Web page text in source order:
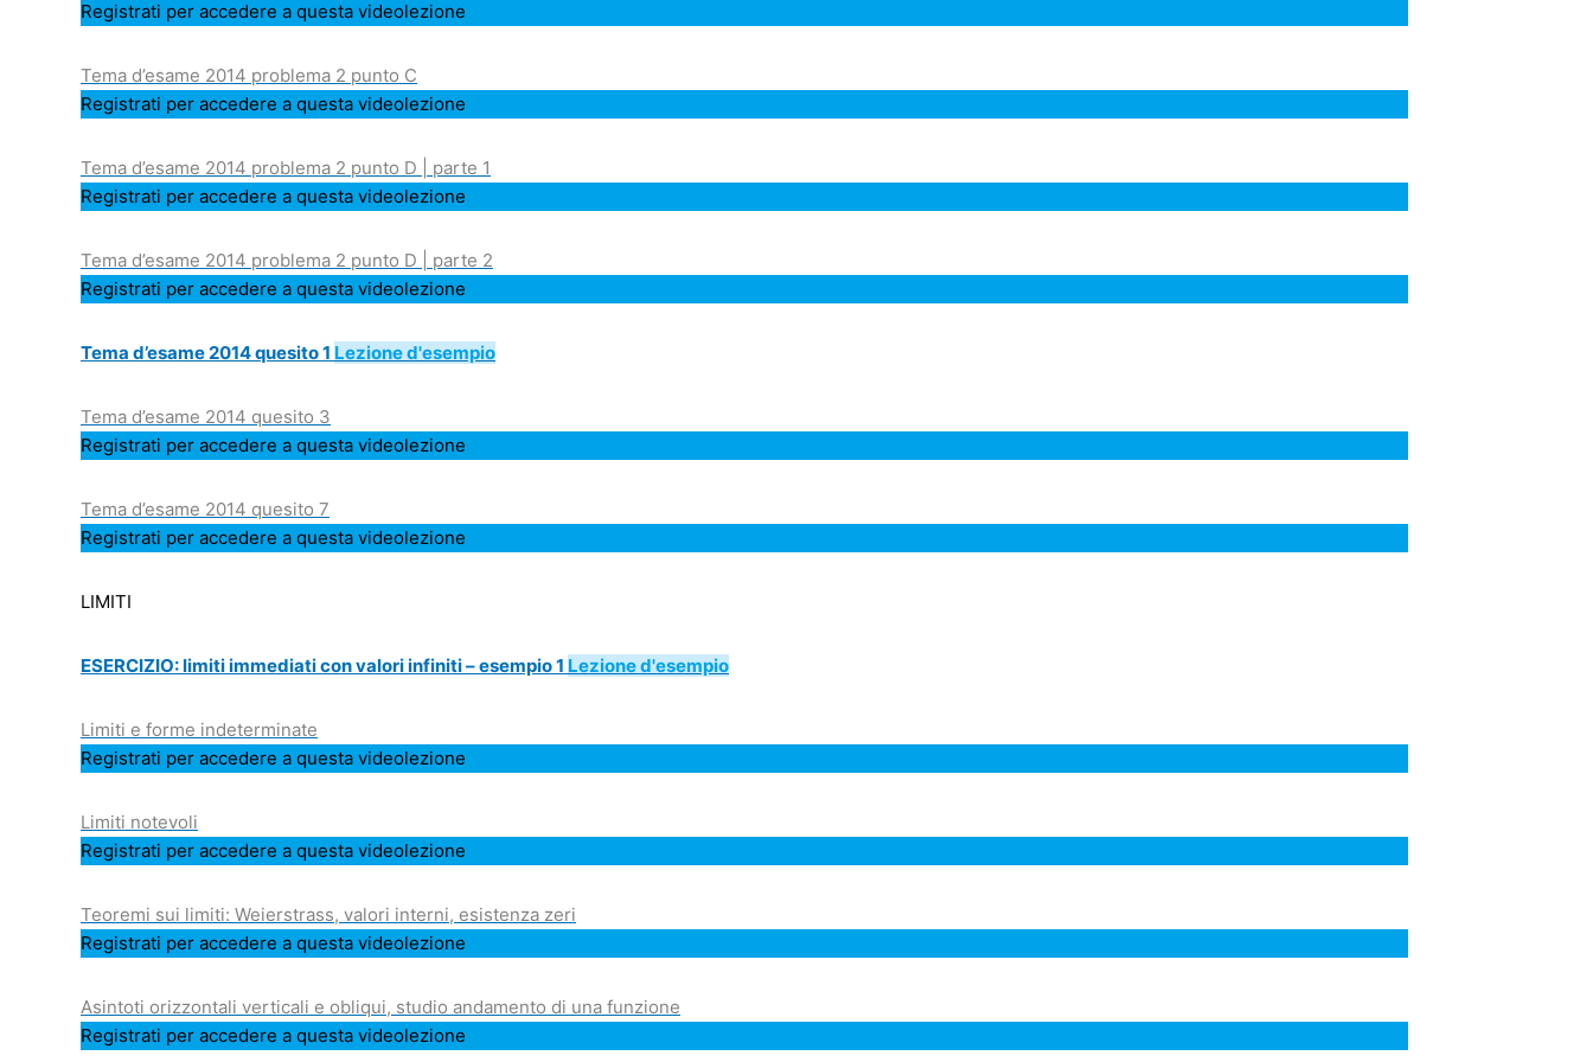
Registrati per accedere a questa videolezione
Tema d’esame 2014 problema 2 punto C
Registrati per accedere a questa videolezione
Tema d’esame 2014 problema 2 punto D | parte 1
Registrati per accedere a questa videolezione
Tema d’esame 2014 problema 2 punto D | parte 2
Registrati per accedere a questa videolezione
Tema d’esame 2014 quesito 1 Lezione d'esempio
Tema d’esame 2014 quesito 3
Registrati per accedere a questa videolezione
Tema d’esame 2014 quesito 7
Registrati per accedere a questa videolezione
LIMITI
ESERCIZIO: limiti immediati con valori infiniti – esempio 1 Lezione d'esempio
Limiti e forme indeterminate
Registrati per accedere a questa videolezione
Limiti notevoli
Registrati per accedere a questa videolezione
Teoremi sui limiti: Weierstrass, valori interni, esistenza zeri
Registrati per accedere a questa videolezione
Asintoti orizzontali verticali e obliqui, studio andamento di una funzione
Registrati per accedere a questa videolezione